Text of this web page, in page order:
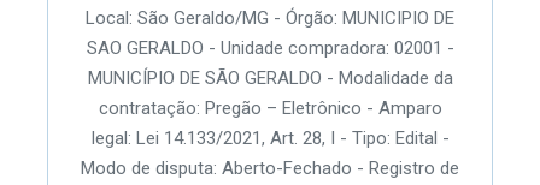
Local: São Geraldo/MG - Órgão: MUNICIPIO DE
SAO GERALDO - Unidade compradora: 02001 -
MUNICÍPIO DE SÃO GERALDO - Modalidade da
contratação: Pregão – Eletrônico - Amparo
legal: Lei 14.133/2021, Art. 28, I - Tipo: Edital -
Modo de disputa: Aberto-Fechado - Registro de